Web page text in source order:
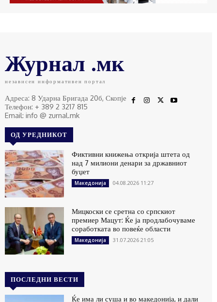
Журнал .мк
независен информативен портал
Адреса: 8 Ударна Бригада 20б, Скопје
Телефон: + 389 2 3217 815
Email: info @ zurnal.mk
ОД УРЕДНИКОТ
Фиктивни книжења открија штета од
над 7 милиони денари за државниот
буџет
Македонија 04.08.2026 11:27
Мицкоски се сретна со српскиот
премиер Мацут: Ќе ја продлабочуваме
соработката во повеќе области
Македонија 31.07.2026 21:05
ПОСЛЕДНИ ВЕСТИ
Ќе има ли суша и во македонија, и дали